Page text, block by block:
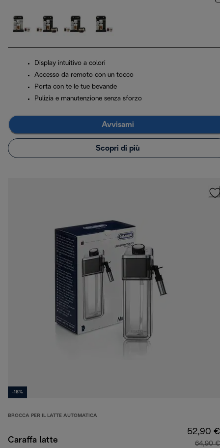
Display intuitivo a colori
Accesso da remoto con un tocco
Porta con te le tue bevande
Pulizia e manutenzione senza sforzo
Avvisami
Scopri di più
-18%
BROCCA PER IL LATTE AUTOMATICA
Caraffa latte
52,90 €
64,90 €